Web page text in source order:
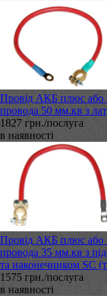
Провід АКБ плюс або
провода 50 мм.кв з
1827 грн./послуга
в наявності
Провід АКБ плюс або
провода 35 мм.кв з
та наконечником SC
1575 грн./послуга
в наявності